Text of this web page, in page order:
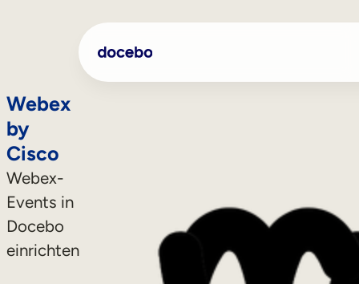
Webex
by
Cisco
Webex-
Events in
Docebo
einrichten